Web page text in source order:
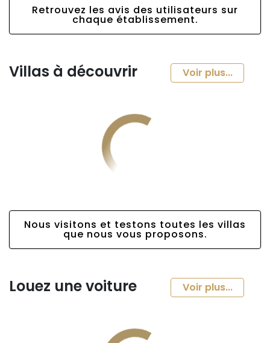
Retrouvez les avis des utilisateurs sur
chaque établissement.
Villas à découvrir Voir plus...
Nous visitons et testons toutes les villas
que nous vous proposons.
Louez une voiture Voir plus...